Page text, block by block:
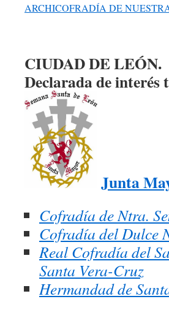
ARCHICOFRADÍA DE
CIUDAD DE LEÓN.
Declarada de
Junta
Cofradía de Ntra.
Cofradía del Dulce
Real Cofradía del
Santa Vera-Cruz
Hermandad de